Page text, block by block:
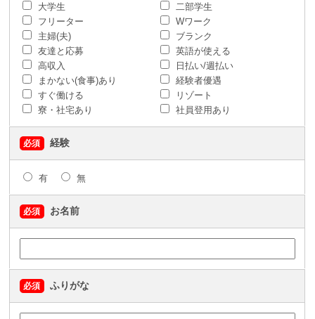
大学生
二部学生
フリーター
Wワーク
主婦(夫)
ブランク
友達と応募
英語が使える
高収入
日払い/週払い
まかない(食事)あり
経験者優遇
すぐ働ける
リゾート
寮・社宅あり
社員登用あり
必須 経験
有 無
必須 お名前
必須 ふりがな